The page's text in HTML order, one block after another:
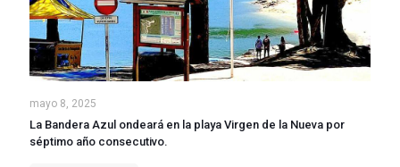
mayo 8, 2025
La Bandera Azul ondeará en la playa Virgen de la Nueva por
séptimo año consecutivo.